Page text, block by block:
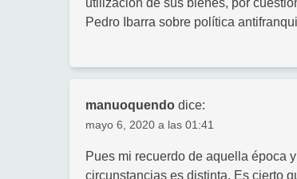
utilización de sus bienes, por
Pedro Ibarra sobre política
manuoquendo dice:
mayo 6, 2020 a las 01:41
Pues mi recuerdo de aquella época
circunstancias es distinta. Es cierto